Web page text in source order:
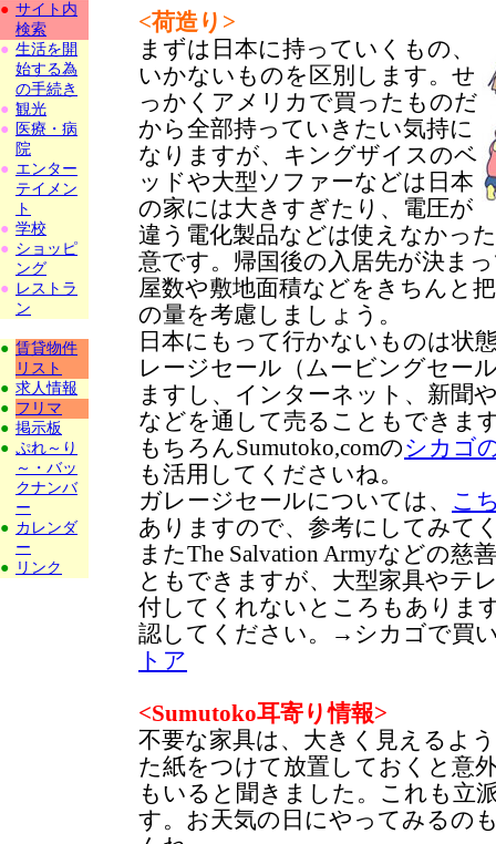
● サイト内
検索
● 生活を開
始する為
の手続き
● 観光
●
医療・病
院
● エンター
テイメン
ト
● 学校
● ショッピ
ング
● レストラ
ン
● 賃貸物件
リスト
● 求人情報
● フリマ
● 掲示板
● ぷれ～り
～・バッ
クナンバ
ー
● カレンダ
ー
● リンク
<荷造り>
まずは日本に持っていくもの、
いかないものを区別します。せ
っかくアメリカで買ったものだ
から全部持っていきたい気持に
なりますが、キングザイスのベ
ッドや大型ソファーなどは日本
の家には大きすぎたり、電圧が
違う電化製品などは使えなかっ
意です。帰国後の入居先が決ま
屋数や敷地面積などをきちんと
の量を考慮しましょう。
日本にもって行かないものは状
レージセール（ムービングセー
ますし、インターネット、新聞
などを通して売ることもできま
もちろんSumutoko,comのシカゴ
も活用してくださいね。
ガレージセールについては、 こ
ありますので、参考にしてみて
またThe Salvation Armyなどの慈
ともできますが、大型家具やテ
付してくれないところもありま
認してください。→シカゴで買
トア
<Sumutoko耳寄り情報>
不要な家具は、大きく見えるよ
た紙をつけて放置しておくと意
もいると聞きました。これも立
す。お天気の日にやってみるの